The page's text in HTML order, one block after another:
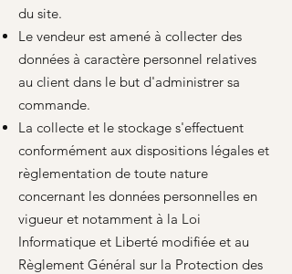
du site.
Le vendeur est amené à collecter des
données à caractère personnel relatives
au client dans le but d'administrer sa
commande.
La collecte et le stockage s'effectuent
conformément aux dispositions légales et
règlementation de toute nature
concernant les données personnelles en
vigueur et notamment à la Loi
Informatique et Liberté modifiée et au
Règlement Général sur la Protection des